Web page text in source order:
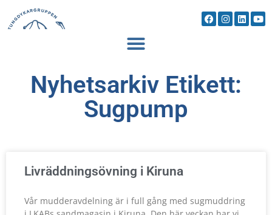
Nyhetsarkiv Etikett:
Sugpump
Livräddningsövning i Kiruna
Vår mudderavdelning är i full gång med sugmuddring